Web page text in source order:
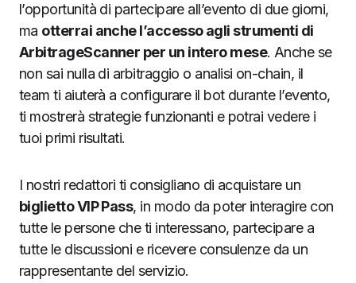
l’opportunità di partecipare all’evento di due giorni,
ma otterrai anche l’accesso agli strumenti di
ArbitrageScanner per un intero mese. Anche se
non sai nulla di arbitraggio o analisi on-chain, il
team ti aiuterà a configurare il bot durante l’evento,
ti mostrerà strategie funzionanti e potrai vedere i
tuoi primi risultati.
I nostri redattori ti consigliano di acquistare un
biglietto VIP Pass, in modo da poter interagire con
tutte le persone che ti interessano, partecipare a
tutte le discussioni e ricevere consulenze da un
rappresentante del servizio.